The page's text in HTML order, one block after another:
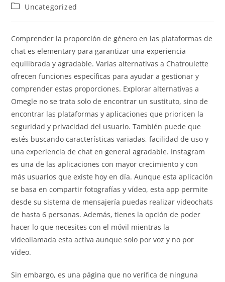
Uncategorized
Comprender la proporción de género en las plataformas de
chat es elementary para garantizar una experiencia
equilibrada y agradable. Varias alternativas a Chatroulette
ofrecen funciones específicas para ayudar a gestionar y
comprender estas proporciones. Explorar alternativas a
Omegle no se trata solo de encontrar un sustituto, sino de
encontrar las plataformas y aplicaciones que prioricen la
seguridad y privacidad del usuario. También puede que
estés buscando características variadas, facilidad de uso y
una experiencia de chat en general agradable. Instagram
es una de las aplicaciones con mayor crecimiento y con
más usuarios que existe hoy en día. Aunque esta aplicación
se basa en compartir fotografías y vídeo, esta app permite
desde su sistema de mensajería puedas realizar videochats
de hasta 6 personas. Además, tienes la opción de poder
hacer lo que necesites con el móvil mientras la
videollamada esta activa aunque solo por voz y no por
vídeo.
Sin embargo, es una página que no verifica de ninguna